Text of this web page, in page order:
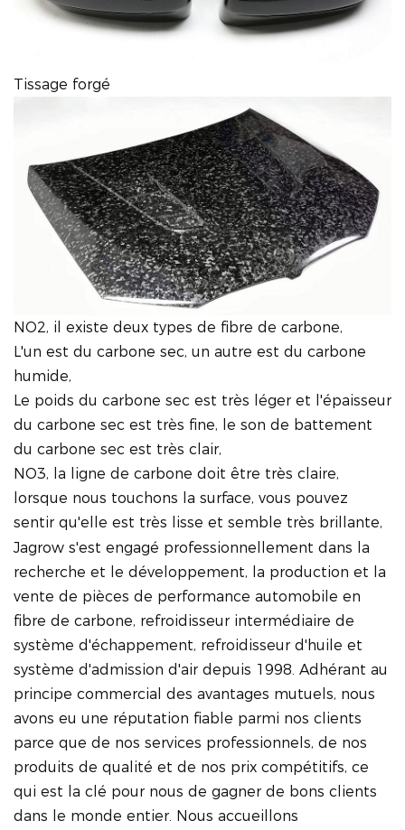
Tissage forgé
NO2, il existe deux types de fibre de carbone,
L'un est du carbone sec, un autre est du carbone
humide,
Le poids du carbone sec est très léger et l'épaisseur
du carbone sec est très fine, le son de battement
du carbone sec est très clair,
NO3, la ligne de carbone doit être très claire,
lorsque nous touchons la surface, vous pouvez
sentir qu'elle est très lisse et semble très brillante,
Jagrow s'est engagé professionnellement dans la
recherche et le développement, la production et la
vente de pièces de performance automobile en
fibre de carbone, refroidisseur intermédiaire de
système d'échappement, refroidisseur d'huile et
système d'admission d'air depuis 1998. Adhérant au
principe commercial des avantages mutuels, nous
avons eu une réputation fiable parmi nos clients
parce que de nos services professionnels, de nos
produits de qualité et de nos prix compétitifs, ce
qui est la clé pour nous de gagner de bons clients
dans le monde entier. Nous accueillons